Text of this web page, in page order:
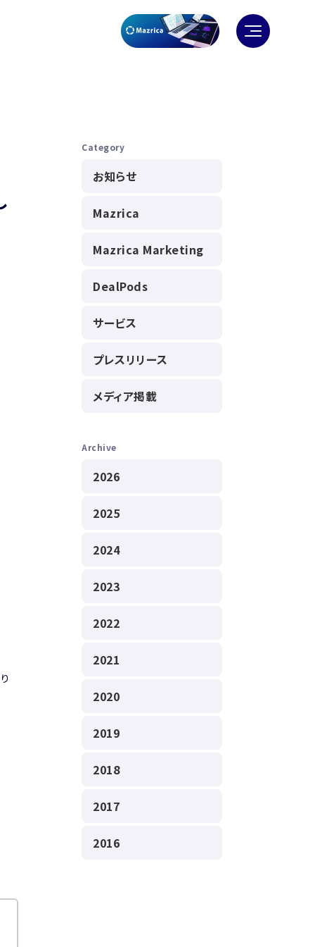
Category
お知らせ
Mazrica
Mazrica Marketing
DealPods
サービス
プレスリリース
メディア掲載
Archive
2026
2025
2024
2023
2022
2021
2020
2019
2018
2017
2016